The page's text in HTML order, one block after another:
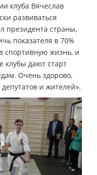
клуба Вячеслав
развиваться
президента страны,
показателя в 70%
спортивную жизнь, и
клубы дают старт
Очень здорово,
и жителей».